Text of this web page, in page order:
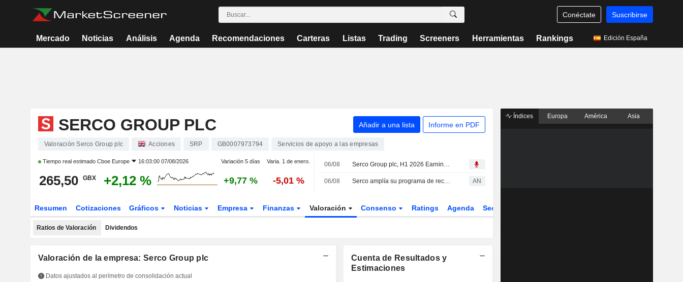
Conéctate Suscribirse
Mercado Noticias Análisis Agenda Recomendaciones Carteras Listas Trading Screeners Herramientas Rankings Edición España
SERCO GROUP PLC Añadir a una lista Informe en PDF
Valoración Serco Group plc Acciones SRP GB0007973794 Servicios de apoyo a las empresas
Tiempo real estimado Cboe Europe 16:03:00 07/08/2026 Variación 5 días Varia. 1 de enero.
265,50 GBX +2,12 % +9,77 % -5,01 %
06/08 Serco Group plc, H1 2026 Earnings Call, Aug 06, 2026
06/08 Serco amplía su programa de recompra de acciones tras el impulso de la división de Defensa en sus ventas AN
Resumen Cotizaciones Gráficos Noticias Empresa Finanzas Valoración Consenso Ratings Agenda Sector
Ratios de Valoración Dividendos
Valoración de la empresa: Serco Group plc
Datos ajustados al perímetro de consolidación actual
Cuenta de Resultados y
Estimaciones
Índices Europa América Asia